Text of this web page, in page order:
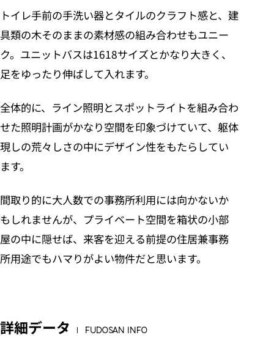
トイレ手前の手洗い器とタイルのクラフト感と、建
具類の木そのままの素材感の組み合わせもユニー
ク。ユニットバスは1618サイズとかなり大きく、
足をゆったり伸ばして入れます。
全体的に、ライン照明とスポットライトを組み合わ
せた照明計画がかなり空間を印象づけていて、躯体
現しの荒々しさの中にデザイン性をもたらしてい
ます。
間取り的に大人数での事務所利用には向かないか
もしれませんが、プライベート空間を箱状の小部
屋の中に隠せば、来客を迎える前提の住居兼事務
所用途でもハマりがよい物件だと思います。
詳細データ FUDOSAN INFO